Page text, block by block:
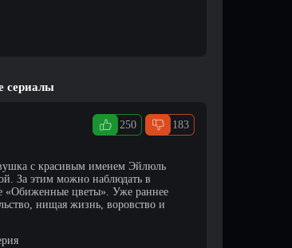
сериалы
250 183
с красивым именем Эйлюль
За этим можно наблюдать в
«Обиженные цветы». Уже раннее
нищая жизнь, воровство и